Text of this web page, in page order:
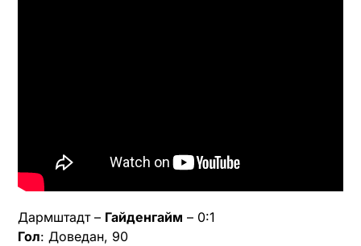
Дармштадт – Гайденгайм – 0:1
Гол: Доведан, 90